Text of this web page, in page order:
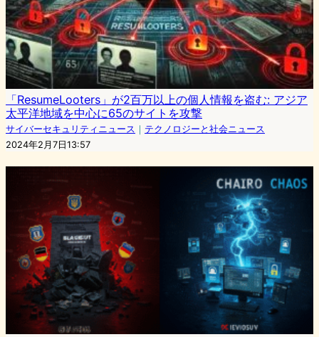
「ResumeLooters」が2百万以上の個人情報を盗む: アジア
太平洋地域を中心に65のサイトを攻撃
サイバーセキュリティニュース ｜ テクノロジーと社会ニュース
2024年2月7日13:57